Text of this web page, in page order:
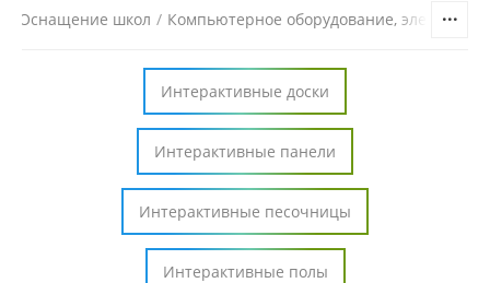
Оснащение школ / Компьютерное оборудование,
Интерактивные доски
Интерактивные панели
Интерактивные песочницы
Интерактивные полы